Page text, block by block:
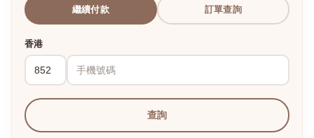
繼續付款 訂單查詢
香港
查詢